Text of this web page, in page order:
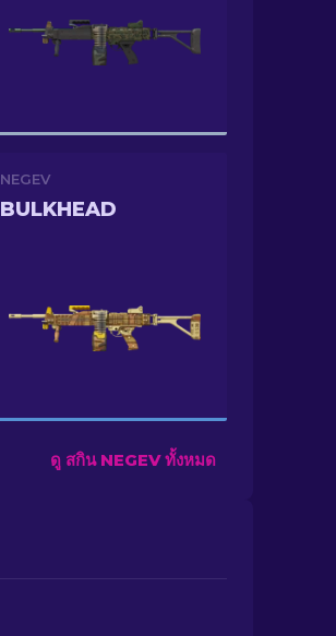
NEGEV
BULKHEAD
ดู สกิน NEGEV ทั้งหมด